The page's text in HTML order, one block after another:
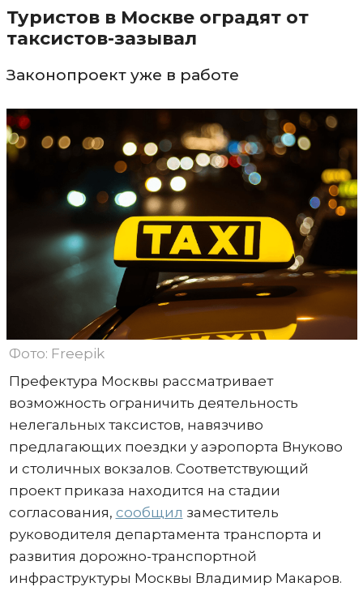
Туристов в Москве оградят от
таксистов-зазывал
Законопроект уже в работе
Фото: Freepik
Префектура Москвы рассматривает
возможность ограничить деятельность
нелегальных таксистов, навязчиво
предлагающих поездки у аэропорта Внуково
и столичных вокзалов. Соответствующий
проект приказа находится на стадии
согласования, сообщил заместитель
руководителя департамента транспорта и
развития дорожно-транспортной
инфраструктуры Москвы Владимир Макаров.